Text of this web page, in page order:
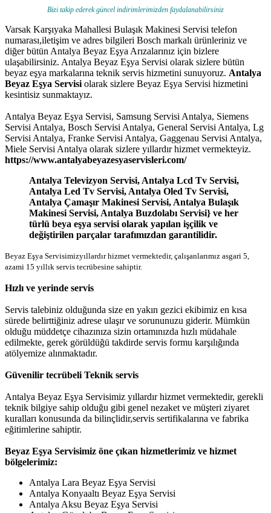
Bizi takip ederek güncel indirimlerimizden faydalanabilirsiniz
Varsak Karşıyaka Mahallesi Bulaşık Makinesi Servisi telefon
numarası,iletişim ve adres bilgileri Bosch markalı ürünleriniz ve
diğer bütün Antalya Beyaz Eşya Arızalarınız için bizlere
ulaşabilirsiniz. Antalya Beyaz Eşya Servisi olarak sizlere bütün
beyaz eşya markalarına teknik servis hizmetini sunuyoruz. Antalya
Beyaz Eşya Servisi olarak sizlere Beyaz Eşya Servisi hizmetini
kesintisiz sunmaktayız.
Antalya Beyaz Eşya Servisi, Samsung Servisi Antalya, Siemens
Servisi Antalya, Bosch Servisi Antalya, General Servisi Antalya, Lg
Servisi Antalya, Franke Servisi Antalya, Gaggenau Servisi Antalya,
Miele Servisi Antalya olarak sizlere yıllardır hizmet vermekteyiz.
https://www.antalyabeyazesyaservisleri.com/
Antalya Televizyon Servisi, Antalya Lcd Tv Servisi,
Antalya Led Tv Servisi, Antalya Oled Tv Servisi,
Antalya Çamaşır Makinesi Servisi, Antalya Bulaşık
Makinesi Servisi, Antalya Buzdolabı Servisi} ve her
türlü beya eşya servisi olarak yapılan işçilik ve
değiştirilen parçalar tarafımızdan garantilidir.
Beyaz Eşya Servisimizyıllardır hizmet vermektedir, çalışanlarımız asgari 5,
azami 15 yıllık servis tecrübesine sahiptir.
Hızlı ve yerinde servis
Servis talebiniz olduğunda size en yakın gezici ekibimiz en kısa
sürede belirttiğiniz adrese ulaşır ve sorununuzu giderir. Mümkün
olduğu müddetçe cihazınıza sizin ortamınızda hızlı müdahale
edilmekte, gerek görüldüğü takdirde servis formu karşılığında
atölyemize alınmaktadır.
Güvenilir tecrübeli Teknik servis
Antalya Beyaz Eşya Servisimiz yıllardır hizmet vermektedir, gerekli
teknik bilgiye sahip olduğu gibi genel nezaket ve müşteri ziyaret
kuralları konusunda da bilinçlidir,servis sertifikalarına ve fabrika
eğitimlerine sahiptir.
Beyaz Eşya Servisimiz öne çıkan hizmetlerimiz ve hizmet
bölgelerimiz:
Antalya Lara Beyaz Eşya Servisi
Antalya Konyaaltı Beyaz Eşya Servisi
Antalya Aksu Beyaz Eşya Servisi